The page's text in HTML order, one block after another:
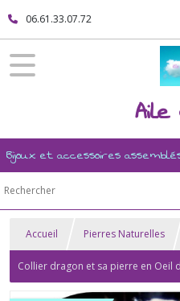
06.61.33.07.72
Aile
Accueil Pierres Naturelles
Collier dragon et sa pierre en Oeil